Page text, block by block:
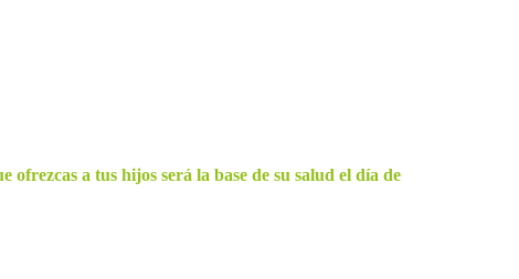
ofrezcas a tus hijos será la base de su salud el día de